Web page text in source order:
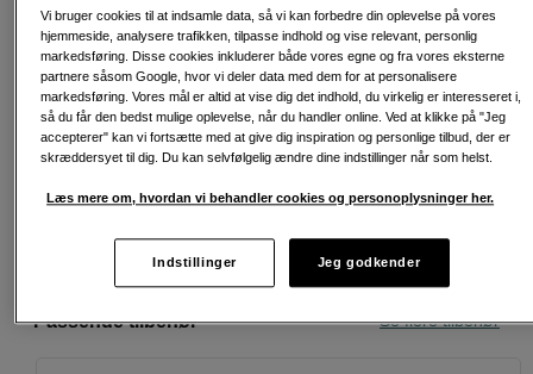
Fri fragt ved køb over 500 kr.
30 dages returret
Personlig service og ekspertrådgivning
Passende tilbehør Se flere tilbehør
Vi bruger cookies til at indsamle data, så vi kan forbedre din oplevelse på vores
hjemmeside, analysere trafikken, tilpasse indhold og vise relevant, personlig
markedsføring. Disse cookies inkluderer både vores egne og fra vores eksterne
partnere såsom Google, hvor vi deler data med dem for at personalisere
markedsføring. Vores mål er altid at vise dig det indhold, du virkelig er interesseret i,
så du får den bedst mulige oplevelse, når du handler online. Ved at klikke på "Jeg
accepterer" kan vi fortsætte med at give dig inspiration og personlige tilbud, der er
skræddersyet til dig. Du kan selvfølgelig ændre dine indstillinger når som helst.
Læs mere om, hvordan vi behandler cookies og personoplysninger her.
Indstillinger Jeg godkender